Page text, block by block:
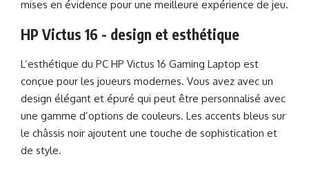
mises en évidence pour une meilleure expérience de jeu.
HP Victus 16 - design et esthétique
L’esthétique du PC HP Victus 16 Gaming Laptop est
conçue pour les joueurs modernes. Vous avez avec un
design élégant et épuré qui peut être personnalisé avec
une gamme d’options de couleurs. Les accents bleus sur
le châssis noir ajoutent une touche de sophistication et
de style.